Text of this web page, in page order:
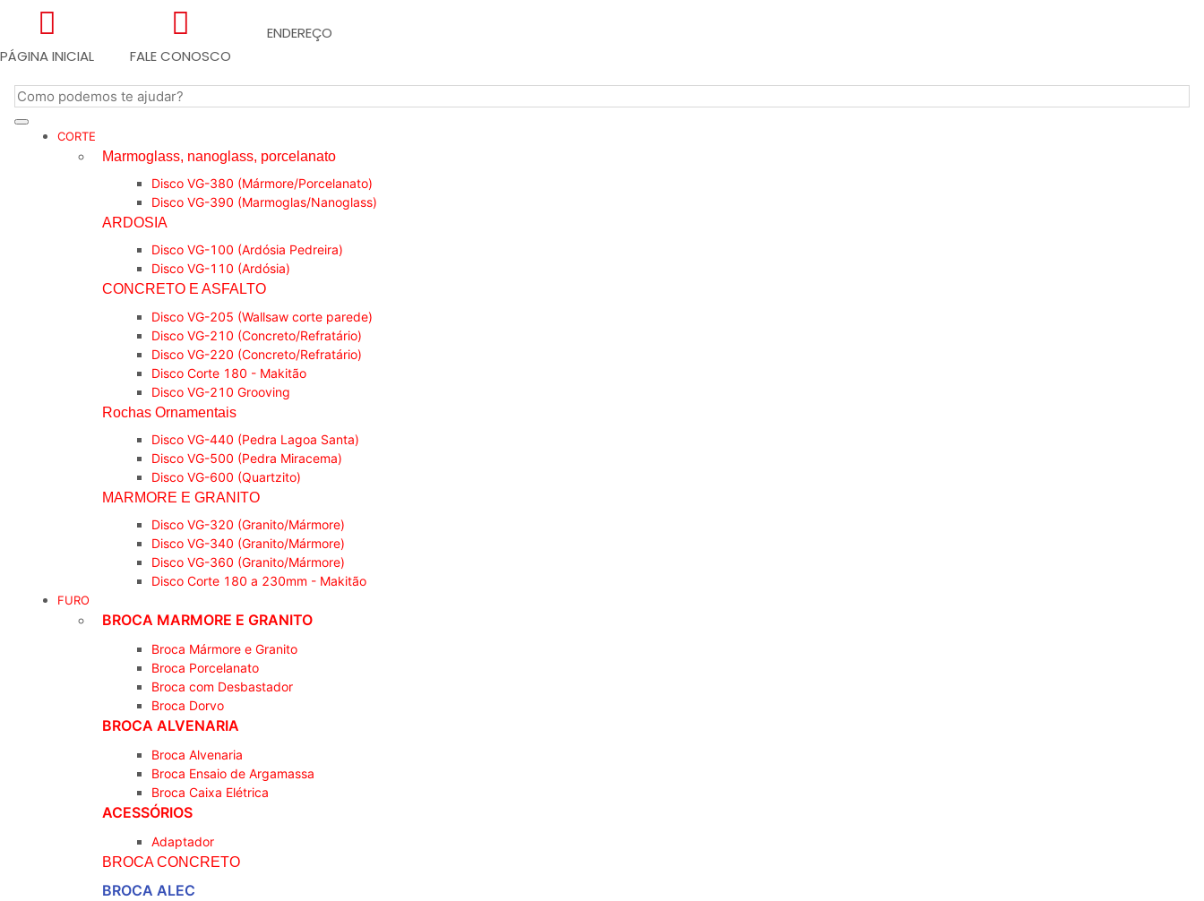
PÁGINA INICIAL FALE CONOSCO
ENDEREÇO
CORTE
Marmoglass, nanoglass, porcelanato
Disco VG-380 (Mármore/Porcelanato)
Disco VG-390 (Marmoglas/Nanoglass)
ARDOSIA
Disco VG-100 (Ardósia Pedreira)
Disco VG-110 (Ardósia)
CONCRETO E ASFALTO
Disco VG-205 (Wallsaw corte parede)
Disco VG-210 (Concreto/Refratário)
Disco VG-220 (Concreto/Refratário)
Disco Corte 180 - Makitão
Disco VG-210 Grooving
Rochas Ornamentais
Disco VG-440 (Pedra Lagoa Santa)
Disco VG-500 (Pedra Miracema)
Disco VG-600 (Quartzito)
MARMORE E GRANITO
Disco VG-320 (Granito/Mármore)
Disco VG-340 (Granito/Mármore)
Disco VG-360 (Granito/Mármore)
Disco Corte 180 a 230mm - Makitão
FURO
BROCA MARMORE E GRANITO
Broca Mármore e Granito
Broca Porcelanato
Broca com Desbastador
Broca Dorvo
BROCA ALVENARIA
Broca Alvenaria
Broca Ensaio de Argamassa
Broca Caixa Elétrica
ACESSÓRIOS
Adaptador
BROCA CONCRETO
BROCA ALEC